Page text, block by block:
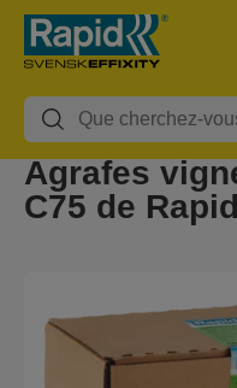
Agrafes
C75 de Rapid